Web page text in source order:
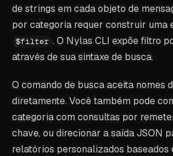
de strings em cada objeto de
por categoria requer construir uma
$filter . O Nylas CLI expõe filtro
através de sua sintaxe de busca.
O comando de busca aceita nomes
diretamente. Você também pode
categoria com consultas por
chave, ou direcionar a saída JSON
relatórios personalizados baseados